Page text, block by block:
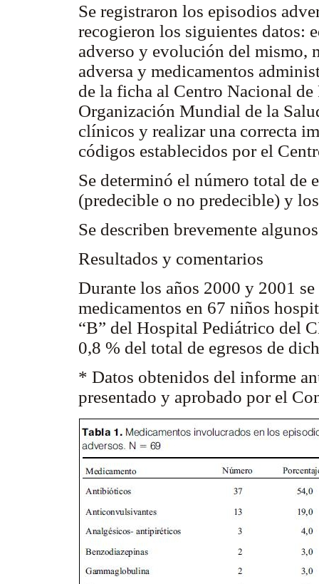
Se registraron los episodios
recogieron los siguientes datos:
adverso y evolución del mismo,
adversa y medicamentos
de la ficha al Centro Nacional
Organización Mundial de la
clínicos y realizar una correcta
códigos establecidos por el
Se determinó el número total de
(predecible o no predecible) y
Se describen brevemente
Resultados y comentarios
Durante los años 2000 y 2001
medicamentos en 67 niños
“B” del Hospital Pediátrico del
0,8 % del total de egresos de
* Datos obtenidos del informe
presentado y aprobado por el